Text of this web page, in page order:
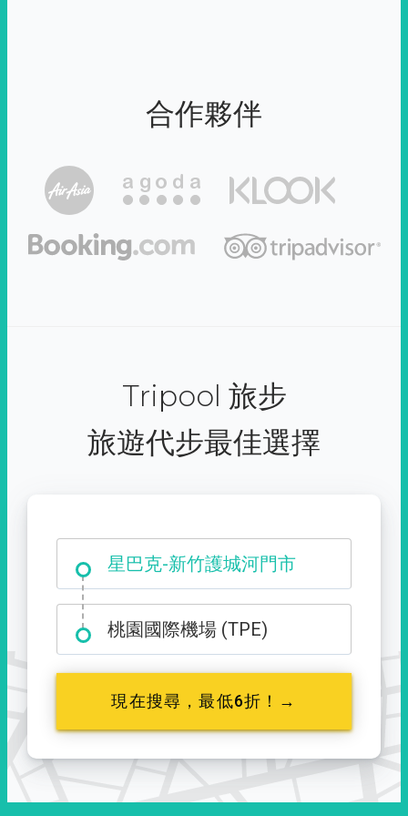
合作夥伴
Tripool 旅步
旅遊代步最佳選擇
星巴克-新竹護城河門市
大霸尖山登山口
桃園國際機場 (TPE)
現在搜尋，最低6折！→